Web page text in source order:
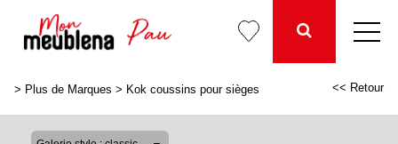
> Plus de Marques > Kok coussins pour sièges << Retour